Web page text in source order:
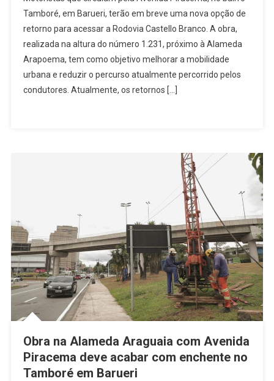
De
Retorno
Na
Avenida
Piracema
Tamboré, em Barueri, terão em breve uma nova opção de
retorno para acessar a Rodovia Castello Branco. A obra,
realizada na altura do número 1.231, próximo à Alameda
Arapoema, tem como objetivo melhorar a mobilidade
urbana e reduzir o percurso atualmente percorrido pelos
condutores. Atualmente, os retornos […]
Obra na Alameda Araguaia com Avenida
Piracema deve acabar com enchente no
Tamboré em Barueri